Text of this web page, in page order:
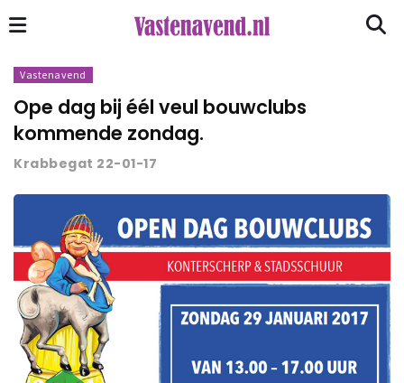
Vastenavend
Ope dag bij éél veul bouwclubs
kommende zondag.
Krabbegat 22-01-17